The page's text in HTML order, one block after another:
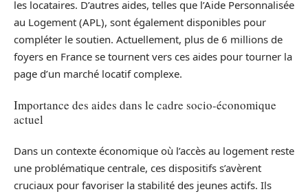
les locataires. D’autres aides, telles que l’Aide Personnalisée
au Logement (APL), sont également disponibles pour
compléter le soutien. Actuellement, plus de 6 millions de
foyers en France se tournent vers ces aides pour tourner la
page d’un marché locatif complexe.
Importance des aides dans le cadre socio-économique
actuel
Dans un contexte économique où l’accès au logement reste
une problématique centrale, ces dispositifs s’avèrent
cruciaux pour favoriser la stabilité des jeunes actifs. Ils